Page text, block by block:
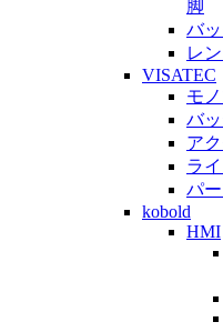
脚
バ
レ
VISATEC
モ
バ
ア
ラ
パ
kobold
HMI